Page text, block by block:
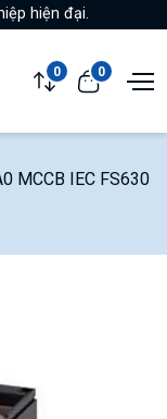
hiện đại.
0 0
MCCB IEC FS630